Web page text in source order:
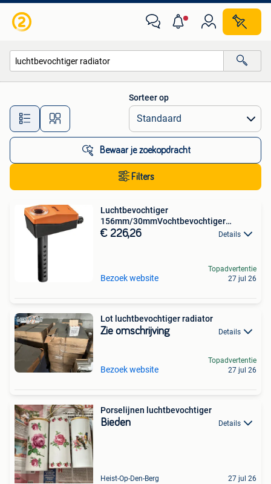
Alle afstanden…
Sorteer op
Bewaar je zoekopdracht
Filters
Luchtbevochtiger
156mm/30mmVochtbevochtiger
156mm/30mm
€ 226,26 Details
Bezoek website
Topadvertentie
27 jul 26
Lot luchtbevochtiger radiator
Zie omschrijving Details
Bezoek website
Topadvertentie
27 jul 26
Porselijnen luchtbevochtiger
Bieden Details
Heist-Op-Den-Berg 27 jul 26